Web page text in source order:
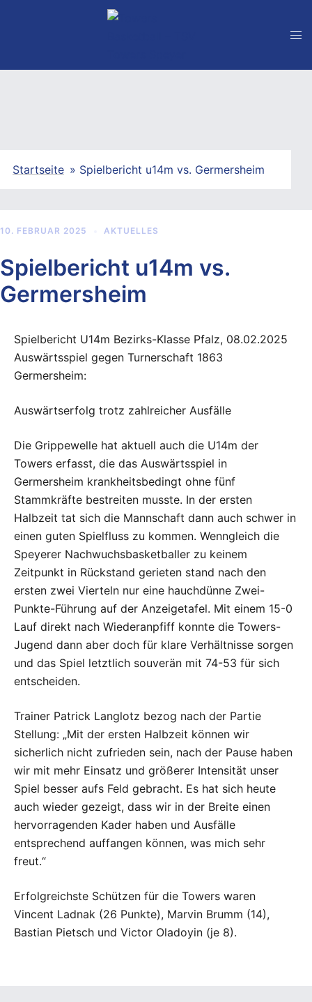
Startseite » Spielbericht u14m vs. Germersheim
10. FEBRUAR 2025 AKTUELLES
Spielbericht u14m vs.
Germersheim
Spielbericht U14m Bezirks-Klasse Pfalz, 08.02.2025
Auswärtsspiel gegen Turnerschaft 1863
Germersheim:
Auswärtserfolg trotz zahlreicher Ausfälle
Die Grippewelle hat aktuell auch die U14m der
Towers erfasst, die das Auswärtsspiel in
Germersheim krankheitsbedingt ohne fünf
Stammkräfte bestreiten musste. In der ersten
Halbzeit tat sich die Mannschaft dann auch schwer in
einen guten Spielfluss zu kommen. Wenngleich die
Speyerer Nachwuchsbasketballer zu keinem
Zeitpunkt in Rückstand gerieten stand nach den
ersten zwei Vierteln nur eine hauchdünne Zwei-
Punkte-Führung auf der Anzeigetafel. Mit einem 15-0
Lauf direkt nach Wiederanpfiff konnte die Towers-
Jugend dann aber doch für klare Verhältnisse sorgen
und das Spiel letztlich souverän mit 74-53 für sich
entscheiden.
Trainer Patrick Langlotz bezog nach der Partie
Stellung: „Mit der ersten Halbzeit können wir
sicherlich nicht zufrieden sein, nach der Pause haben
wir mit mehr Einsatz und größerer Intensität unser
Spiel besser aufs Feld gebracht. Es hat sich heute
auch wieder gezeigt, dass wir in der Breite einen
hervorragenden Kader haben und Ausfälle
entsprechend auffangen können, was mich sehr
freut.“
Erfolgreichste Schützen für die Towers waren
Vincent Ladnak (26 Punkte), Marvin Brumm (14),
Bastian Pietsch und Victor Oladoyin (je 8).